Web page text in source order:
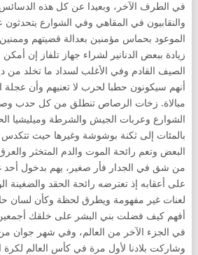
في الطرف الآخر، وبعيدا عن كل هذه الدسائس
والنقابيون في المقاهي وفي الشوارع يتحدثون
الموعود بحماس مؤمنين بعدالة قضيتهم
زيادة ببعض الدنانير لشراء جهاز تلفاز إن أمكن
الصيف القادم وفي الأغلب لسداد ما تخلد من
أنهم سيكونون حطبا لحرب لا تعنيهم وأن عجلة
مبالاة. زخات الرصاص تنطلق من كل حدب
الشوارع وعربات الجيش والشرطة وميليشيا
بالمئات إلى ثكنة بوشوشة وغيرها حيث تتكدس
البعض وتعم رائحة الموت والدم المتخثر
من شق في الجدار فأر صغير، يهم بدخول أحد
على أعقابه إذ تعترضه رائحة الحقد والضغينة
لعنات غير مفهومة ويطرق لحظة وكأن لسان
أفهم كيف فضلت بني البشر على خلقك
في الجزء الآخر من العالم، وفي شهر جوان من
وشاركت بلادنا لأول مرة في كأس العالم لكرة